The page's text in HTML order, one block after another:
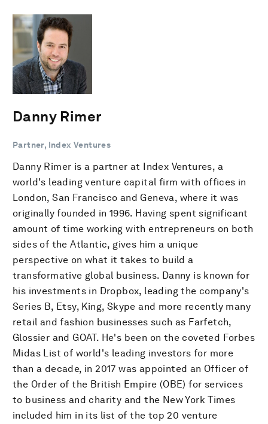
Danny Rimer
Partner, Index Ventures
Danny Rimer is a partner at Index Ventures, a
world's leading venture capital firm with offices in
London, San Francisco and Geneva, where it was
originally founded in 1996. Having spent significant
amount of time working with entrepreneurs on both
sides of the Atlantic, gives him a unique
perspective on what it takes to build a
transformative global business. Danny is known for
his investments in Dropbox, leading the company's
Series B, Etsy, King, Skype and more recently many
retail and fashion businesses such as Farfetch,
Glossier and GOAT. He's been on the coveted Forbes
Midas List of world's leading investors for more
than a decade, in 2017 was appointed an Officer of
the Order of the British Empire (OBE) for services
to business and charity and the New York Times
included him in its list of the top 20 venture